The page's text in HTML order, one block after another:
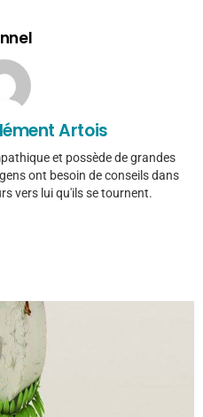
Artois
et possède de grandes
ont besoin de conseils dans
vers lui qu'ils se tournent.